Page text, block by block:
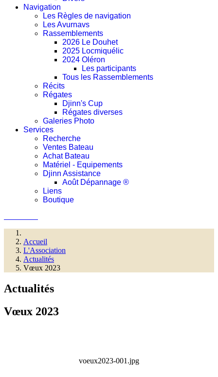
Navigation
Les Règles de navigation
Les Avurnavs
Rassemblements
2026 Le Douhet
2025 Locmiquélic
2024 Oléron
Les participants
Tous les Rassemblements
Récits
Régates
Djinn's Cup
Régates diverses
Galeries Photo
Services
Recherche
Ventes Bateau
Achat Bateau
Matériel - Equipements
Djinn Assistance
Août Dépannage ®
Liens
Boutique
Accueil
L'Association
Actualités
Vœux 2023
Actualités
Vœux 2023
voeux2023-001.jpg